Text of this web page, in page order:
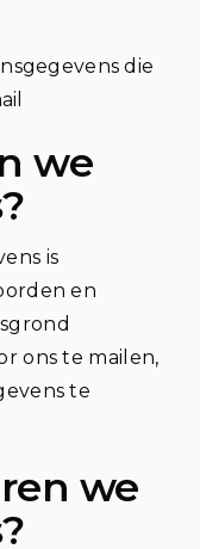
die
we
is
en
ons te mailen,
te
we